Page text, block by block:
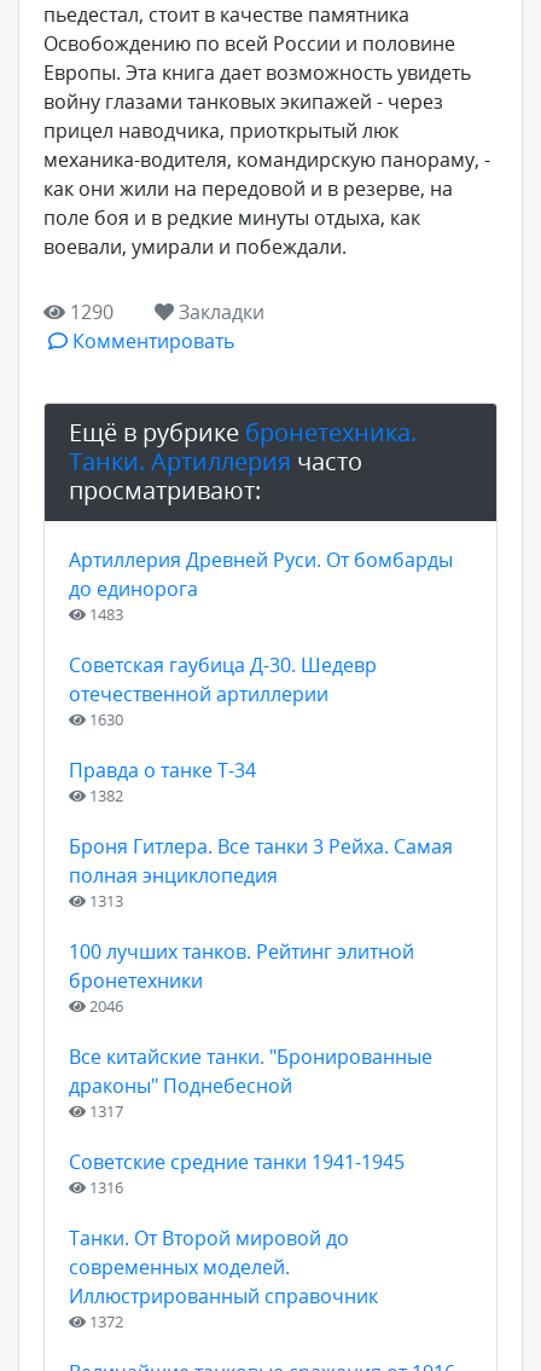
пьедестал, стоит в качестве памятника
Освобождению по всей России и половине
Европы. Эта книга дает возможность увидеть
войну глазами танковых экипажей - через
прицел наводчика, приоткрытый люк
механика-водителя, командирскую панораму, -
как они жили на передовой и в резерве, на
поле боя и в редкие минуты отдыха, как
воевали, умирали и побеждали.
1290
Закладки
Комментировать
Ещё в рубрике бронетехника.
Танки. Артиллерия часто
просматривают:
Артиллерия Древней Руси. От бомбарды
до единорога
1483
Советская гаубица Д-30. Шедевр
отечественной артиллерии
1630
Правда о танке Т-34
1382
Броня Гитлера. Все танки 3 Рейха. Самая
полная энциклопедия
1313
100 лучших танков. Рейтинг элитной
бронетехники
2046
Все китайские танки. "Бронированные
драконы" Поднебесной
1317
Советские средние танки 1941-1945
1316
Танки. От Второй мировой до
современных моделей.
Иллюстрированный справочник
1372